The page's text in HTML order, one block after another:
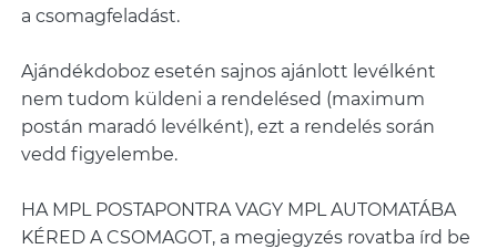
a csomagfeladást.
Ajándékdoboz esetén sajnos ajánlott levélként
nem tudom küldeni a rendelésed (maximum
postán maradó levélként), ezt a rendelés során
vedd figyelembe.
HA MPL POSTAPONTRA VAGY MPL AUTOMATÁBA
KÉRED A CSOMAGOT, a megjegyzés rovatba írd be